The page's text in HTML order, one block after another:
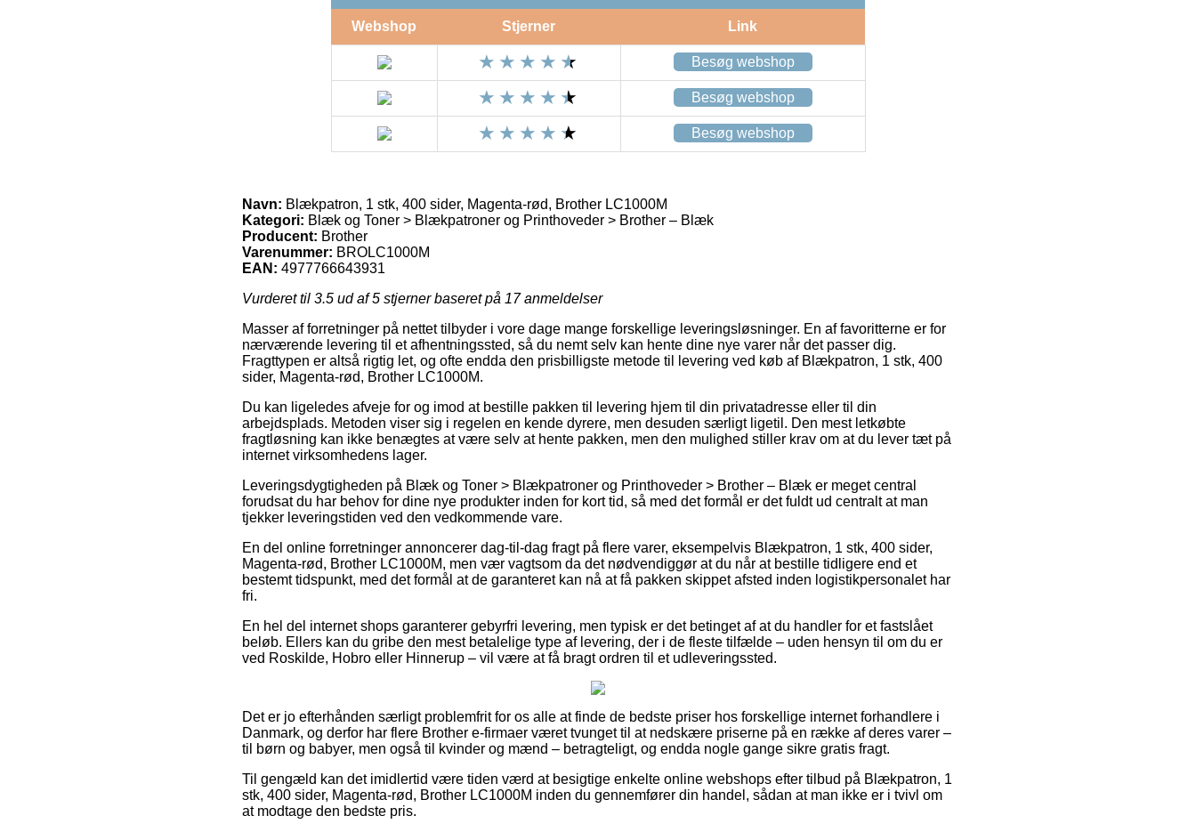
Webshop Stjerner Link
Besøg webshop
Besøg webshop
Besøg webshop
Navn: Blækpatron, 1 stk, 400 sider, Magenta-rød, Brother LC1000M
Kategori: Blæk og Toner > Blækpatroner og Printhoveder > Brother – Blæk
Producent: Brother
Varenummer: BROLC1000M
EAN: 4977766643931
Vurderet til 3.5 ud af 5 stjerner baseret på 17anmeldelser
Masser af forretninger på nettet tilbyder i vore dage mange forskellige leveringsløsninger. En af favoritterne er for
nærværende levering til et afhentningssted, så du nemt selv kan hente dine nye varer når det passer dig.
Fragttypen er altså rigtig let, og ofte endda den prisbilligste metode til levering ved køb af Blækpatron, 1 stk, 400
sider, Magenta-rød, Brother LC1000M.
Du kan ligeledes afveje for og imod at bestille pakken til levering hjem til din privatadresse eller til din
arbejdsplads. Metoden viser sig i regelen en kende dyrere, men desuden særligt ligetil. Den mest letkøbte
fragtløsning kan ikke benægtes at være selv at hente pakken, men den mulighed stiller krav om at du lever tæt på
internet virksomhedens lager.
Leveringsdygtigheden på Blæk og Toner > Blækpatroner og Printhoveder > Brother – Blæk er meget central
forudsat du har behov for dine nye produkter inden for kort tid, så med det formål er det fuldt ud centralt at man
tjekker leveringstiden ved den vedkommende vare.
En del online forretninger annoncerer dag-til-dag fragt på flere varer, eksempelvis Blækpatron, 1 stk, 400 sider,
Magenta-rød, Brother LC1000M, men vær vagtsom da det nødvendiggør at du når at bestille tidligere end et
bestemt tidspunkt, med det formål at de garanteret kan nå at få pakken skippet afsted inden logistikpersonalet har
fri.
En hel del internet shops garanterer gebyrfri levering, men typisk er det betinget af at du handler for et fastslået
beløb. Ellers kan du gribe den mest betalelige type af levering, der i de fleste tilfælde – uden hensyn til om du er
ved Roskilde, Hobro eller Hinnerup – vil være at få bragt ordren til et udleveringssted.
Det er jo efterhånden særligt problemfrit for os alle at finde de bedste priser hos forskellige internet forhandlere i
Danmark, og derfor har flere Brother e-firmaer været tvunget til at nedskære priserne på en række af deres varer –
til børn og babyer, men også til kvinder og mænd – betragteligt, og endda nogle gange sikre gratis fragt.
Til gengæld kan det imidlertid være tiden værd at besigtige enkelte online webshops efter tilbud på Blækpatron, 1
stk, 400 sider, Magenta-rød, Brother LC1000M inden du gennemfører din handel, sådan at man ikke er i tvivl om
at modtage den bedste pris.